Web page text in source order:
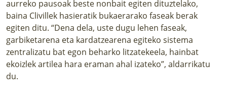
aurreko pausoak beste nonbait egiten dituztelako,
baina Clivillek hasieratik bukaerarako faseak berak
egiten ditu. “Dena dela, uste dugu lehen faseak,
garbiketarena eta kardatzearena egiteko sistema
zentralizatu bat egon beharko litzatekeela, hainbat
ekoizlek artilea hara eraman ahal izateko”, aldarrikatu
du.